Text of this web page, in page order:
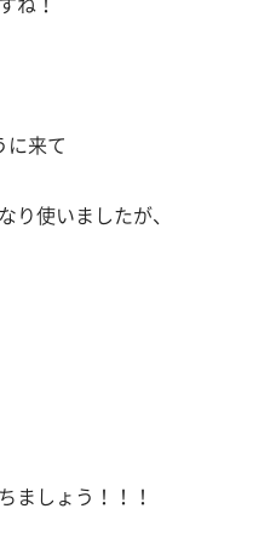
ね！
に来て
り使いましたが、
ましょう！！！